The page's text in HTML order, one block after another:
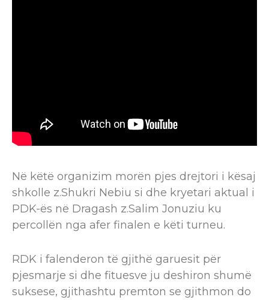
Në këtë organizim morën pjes drejtori i kësaj
shkolle z.Shukri Nebiu si dhe kryetari aktual i
PDK-ës në Dragash z.Salim Jonuziu ku
percollën nga afer finalen e këti turneu.
RDK i falenderon të gjithë garuesit për
pjesmarje si dhe fituesve ju deshiron shumë
suksese, gjithashtu premton se gjithmon do